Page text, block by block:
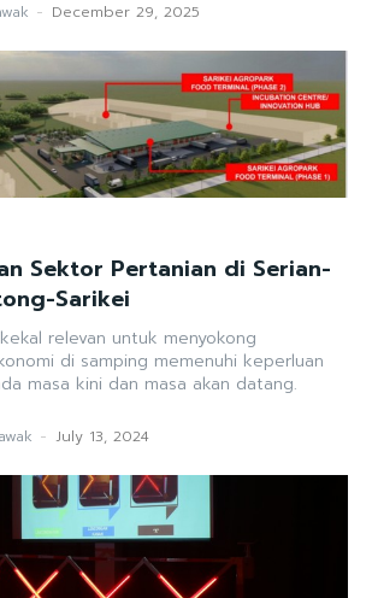
- December 29, 2025
Sektor Pertanian di Serian-
Sarikei
relevan untuk menyokong
di samping memenuhi keperluan
masa kini dan masa akan datang.
- July 13, 2024